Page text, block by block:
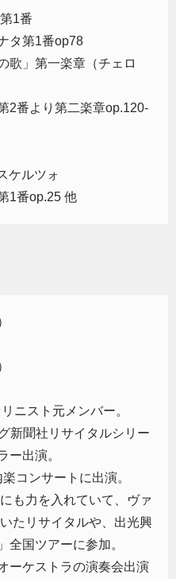
1番
1番op78
章（チェロ
り第二楽章op.120-
ルツォ
op.25 他
ニスト元メンバー。
新聞社リサイタルシリー
ー出演。
コンサートに出演。
も力を入れていて、ヴァ
たリサイタルや、出光興
全国ツアーに参加。
ーケストラの演奏会出演